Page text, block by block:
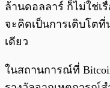
ล้านดอลลาร์ ก็ไม่ใช่เ
จะคิดเป็นการเติบโตที่
เดียว
ในสถานการณ์ที่